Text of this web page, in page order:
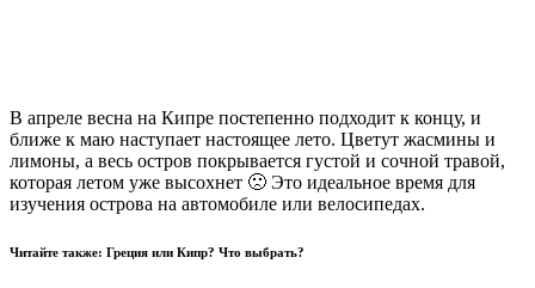
В апреле весна на Кипре постепенно подходит к концу, и
ближе к маю наступает настоящее лето. Цветут жасмины и
лимоны, а весь остров покрывается густой и сочной травой,
которая летом уже высохнет 🙁 Это идеальное время для
изучения острова на автомобиле или велосипедах.
Читайте также: Греция или Кипр? Что выбрать?